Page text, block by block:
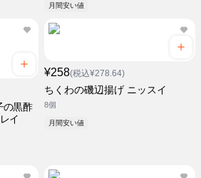
月間安い値
の黒酢
イ
¥258(税込¥278.64)
ちくわの磯辺揚げ ニッスイ
8個
月間安い値